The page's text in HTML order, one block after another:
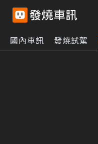
國內車訊 發燒試駕